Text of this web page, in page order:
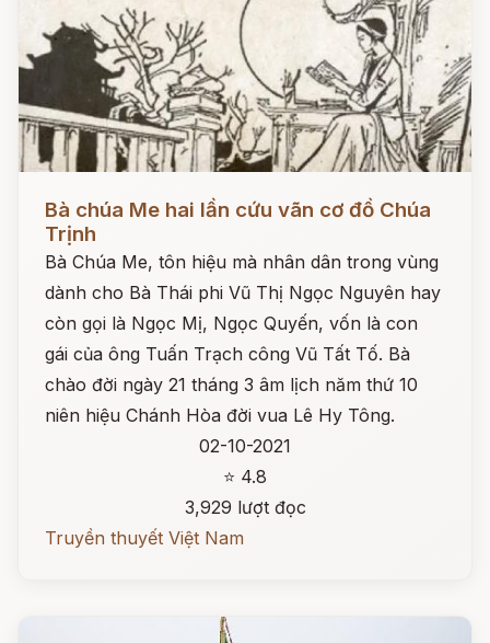
Bà chúa Me hai lần cứu vãn cơ đồ Chúa
Trịnh
Bà Chúa Me, tôn hiệu mà nhân dân trong vùng
dành cho Bà Thái phi Vũ Thị Ngọc Nguyên hay
còn gọi là Ngọc Mị, Ngọc Quyến, vốn là con
gái của ông Tuấn Trạch công Vũ Tất Tố. Bà
chào đời ngày 21 tháng 3 âm lịch năm thứ 10
niên hiệu Chánh Hòa đời vua Lê Hy Tông.
02-10-2021
⭐ 4.8
3,929 lượt đọc
Truyền thuyết Việt Nam